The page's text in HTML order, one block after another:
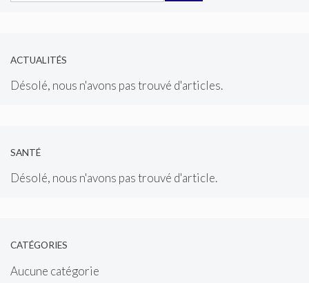
ACTUALITÉS
Désolé, nous n'avons pas trouvé d'articles.
SANTÉ
Désolé, nous n'avons pas trouvé d'article.
CATÉGORIES
Aucune catégorie